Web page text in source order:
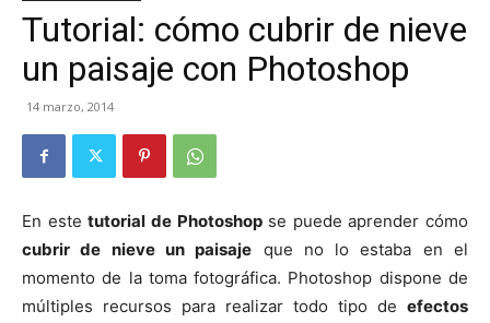
Tutorial: cómo cubrir de nieve
un paisaje con Photoshop
14 marzo, 2014
En estetutorial de Photoshopse puede aprender cómo
cubrir de nieve un paisaje que no lo estaba en el
momento de la toma fotográfica. Photoshop dispone de
múltiples recursos para realizar todo tipo de efectos